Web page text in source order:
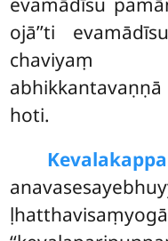
ojā’’ti
chaviyaṃ
hoti.
Kevalakappa